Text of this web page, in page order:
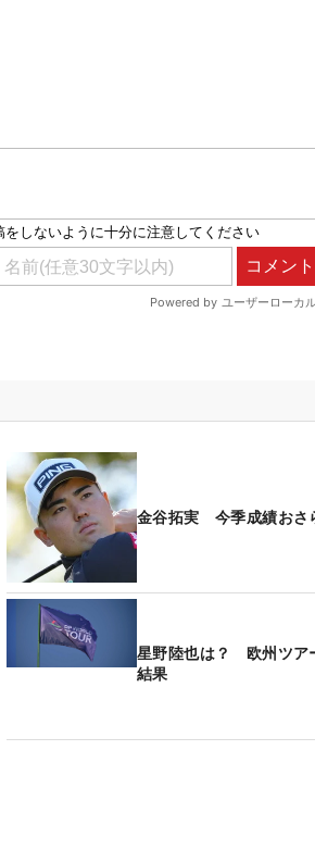
金谷拓実 今季成績おさ
星野陸也は？ 欧州ツア
結果